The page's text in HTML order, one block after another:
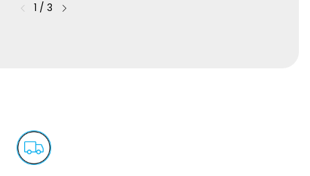
1 / 3